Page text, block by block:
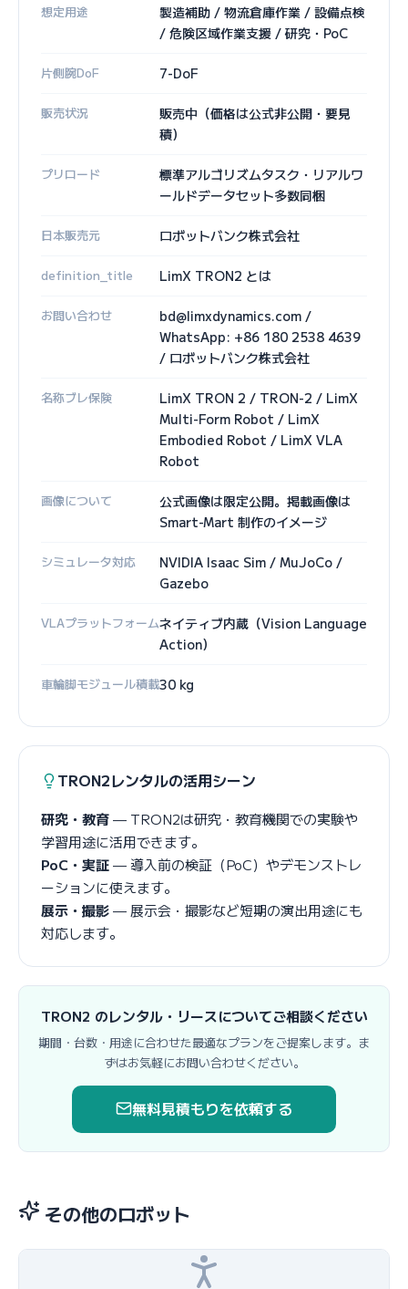
想定用途
製造補助 / 物流倉庫作業 / 設備点検
/ 危険区域作業支援 / 研究・PoC
片側腕DoF 7-DoF
販売状況
販売中（価格は公式非公開・要見
積）
プリロード
標準アルゴリズムタスク・リアルワ
ールドデータセット多数同梱
日本販売元 ロボットバンク株式会社
definition_title LimX TRON2 とは
お問い合わせ
bd@limxdynamics.com /
WhatsApp: +86 180 2538 4639
/ ロボットバンク株式会社
名称ブレ保険
LimX TRON 2 / TRON-2 / LimX
Multi-Form Robot / LimX
Embodied Robot / LimX VLA
Robot
画像について
公式画像は限定公開。掲載画像は
Smart-Mart 制作のイメージ
シミュレータ対応
NVIDIA Isaac Sim / MuJoCo /
Gazebo
VLAプラットフォームネイティブ内蔵（Vision Language
Action）
車輪脚モジュール積載30 kg
TRON2レンタルの活用シーン
研究・教育— TRON2は研究・教育機関での実験や
学習用途に活用できます。
PoC・実証— 導入前の検証（PoC）やデモンストレ
ーションに使えます。
展示・撮影— 展示会・撮影など短期の演出用途にも
対応します。
TRON2 のレンタル・リースについてご相談ください
期間・台数・用途に合わせた最適なプランをご提案します。ま
ずはお気軽にお問い合わせください。
無料見積もりを依頼する
その他のロボット